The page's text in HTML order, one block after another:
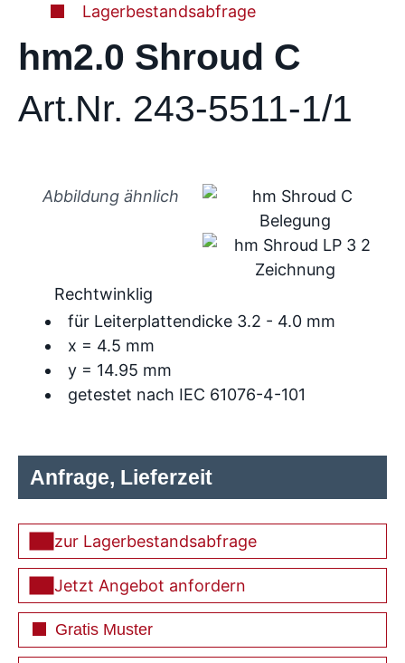
Lagerbestandsabfrage
hm2.0 Shroud C
Art.Nr. 243-5511-1/1
Abbildung ähnlich
für Leiterplattendicke 3.2 - 4.0 mm
x = 4.5 mm
y = 14.95 mm
getestet nach IEC 61076-4-101
Rechtwinklig
Anfrage, Lieferzeit
zur Lagerbestandsabfrage
Jetzt Angebot anfordern
Gratis Muster